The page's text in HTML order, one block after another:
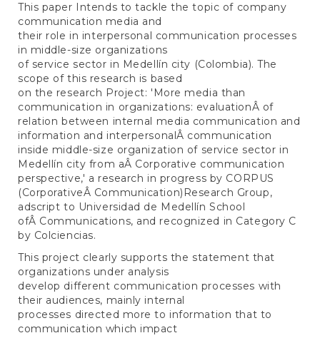
This paper Intends to tackle the topic of company
communication media and
their role in interpersonal communication processes
in middle-size organizations
of service sector in Medellín city (Colombia). The
scope of this research is based
on the research Project: 'More media than
communication in organizations: evaluationÂ of
relation between internal media communication and
information and interpersonalÂ communication
inside middle-size organization of service sector in
Medellín city from aÂ Corporative communication
perspective,' a research in progress by CORPUS
(CorporativeÂ Communication)Research Group,
adscript to Universidad de Medellín School
ofÂ Communications, and recognized in Category C
by Colciencias.
This project clearly supports the statement that
organizations under analysis
develop different communication processes with
their audiences, mainly internal
processes directed more to information that to
communication which impact